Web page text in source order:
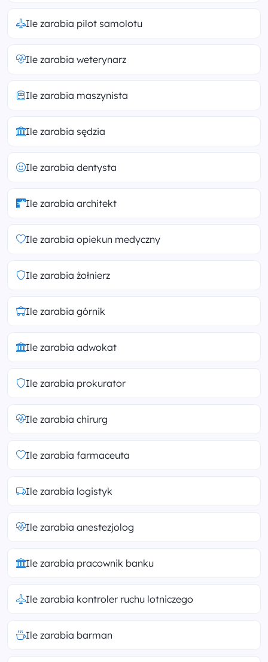
Ile zarabia pilot samolotu
Ile zarabia weterynarz
Ile zarabia maszynista
Ile zarabia sędzia
Ile zarabia dentysta
Ile zarabia architekt
Ile zarabia opiekun medyczny
Ile zarabia żołnierz
Ile zarabia górnik
Ile zarabia adwokat
Ile zarabia prokurator
Ile zarabia chirurg
Ile zarabia farmaceuta
Ile zarabia logistyk
Ile zarabia anestezjolog
Ile zarabia pracownik banku
Ile zarabia kontroler ruchu lotniczego
Ile zarabia barman